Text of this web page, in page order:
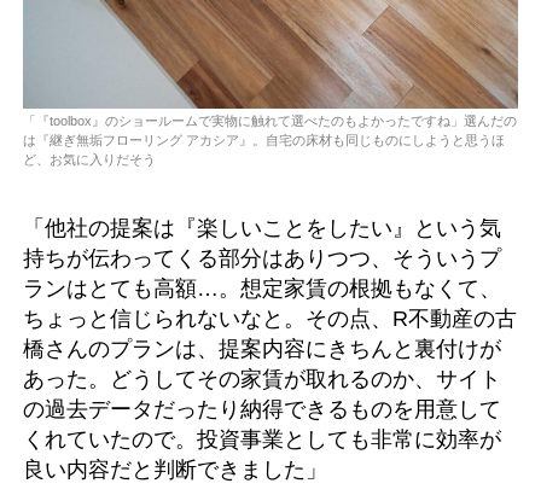
「『toolbox』のショールームで実物に触れて選べたのもよかったですね」選んだの
は『継ぎ無垢フローリング アカシア』。自宅の床材も同じものにしようと思うほ
ど、お気に入りだそう
「他社の提案は『楽しいことをしたい』という気
持ちが伝わってくる部分はありつつ、そういうプ
ランはとても高額…。想定家賃の根拠もなくて、
ちょっと信じられないなと。その点、R不動産の古
橋さんのプランは、提案内容にきちんと裏付けが
あった。どうしてその家賃が取れるのか、サイト
の過去データだったり納得できるものを用意して
くれていたので。投資事業としても非常に効率が
良い内容だと判断できました」